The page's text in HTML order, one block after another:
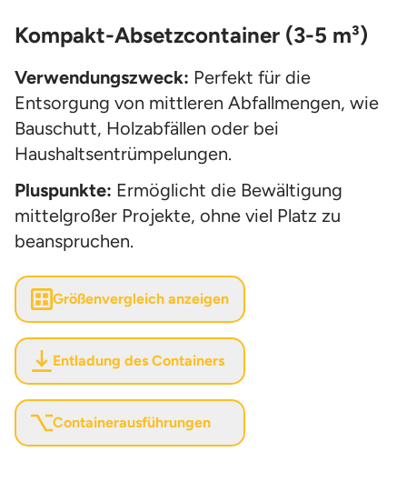
Kompakt-Absetzcontainer (3-5 m³)
Verwendungszweck: Perfekt für die
Entsorgung von mittleren Abfallmengen, wie
Bauschutt, Holzabfällen oder bei
Haushaltsentrümpelungen.
Pluspunkte: Ermöglicht die Bewältigung
mittelgroßer Projekte, ohne viel Platz zu
beanspruchen.
Größenvergleich anzeigen
Entladung des Containers
Containerausführungen